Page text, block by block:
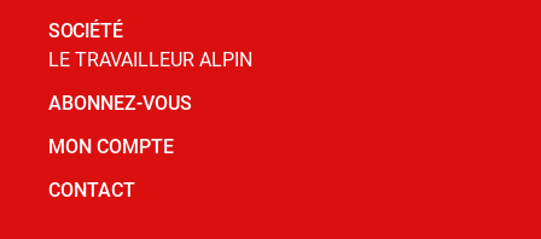
SOCIÉTÉ
LE TRAVAILLEUR ALPIN
ABONNEZ-VOUS
MON COMPTE
CONTACT